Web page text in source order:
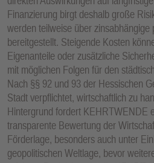
Finanzierung birgt deshalb große
werden teilweise über zinsabhängige
bereitgestellt. Steigende Kosten
Eigenanteile oder zusätzliche
mit möglichen Folgen für den
Nach §§ 92 und 93 der Hessischen
Stadt verpflichtet, wirtschaftlich zu
Hintergrund fordert KEHRTWENDE
transparente Bewertung der
Förderlage, besonders auch unter
geopolitischen Weltlage, bevor